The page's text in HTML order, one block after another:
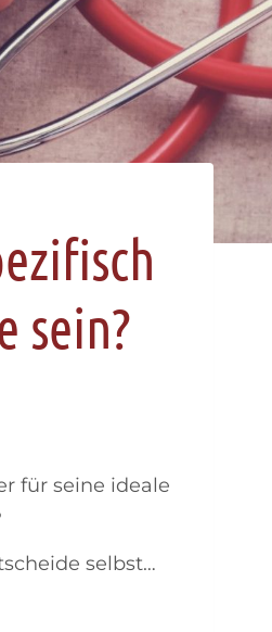
sein?
für seine ideale
selbst…